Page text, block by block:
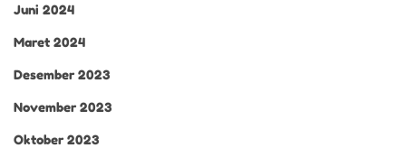
Juni 2024
Maret 2024
Desember 2023
November 2023
Oktober 2023